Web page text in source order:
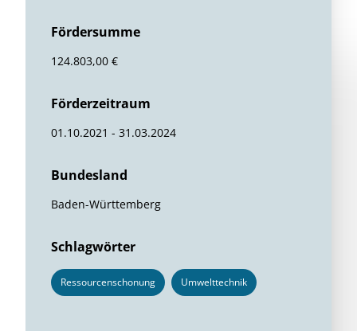
Fördersumme
124.803,00 €
Förderzeitraum
01.10.2021 - 31.03.2024
Bundesland
Baden-Württemberg
Schlagwörter
Ressourcenschonung Umwelttechnik